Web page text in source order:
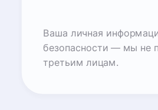
Ваша личная
безопасности — мы не
третьим лицам.